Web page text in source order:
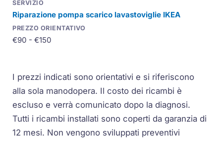
Riparazione pompa scarico lavastoviglie IKEA
€90 - €150
I prezzi indicati sono orientativi e si riferiscono
alla sola manodopera. Il costo dei ricambi è
escluso e verrà comunicato dopo la diagnosi.
Tutti i ricambi installati sono coperti da garanzia di
12 mesi. Non vengono sviluppati preventivi